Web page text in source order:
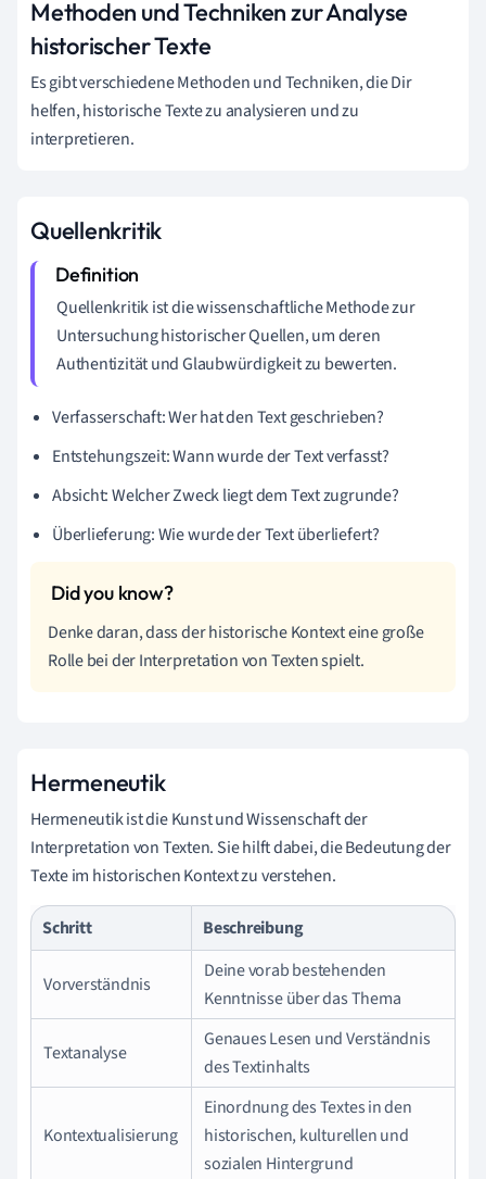
Methoden und Techniken zur Analyse
historischer Texte
Es gibt verschiedene Methoden und Techniken, die Dir
helfen, historische Texte zu analysieren und zu
interpretieren.
Quellenkritik
Quellenkritik ist die wissenschaftliche Methode zur
Untersuchung historischer Quellen, um deren
Authentizität und Glaubwürdigkeit zu bewerten.
Verfasserschaft: Wer hat den Text geschrieben?
Entstehungszeit: Wann wurde der Text verfasst?
Absicht: Welcher Zweck liegt dem Text zugrunde?
Überlieferung: Wie wurde der Text überliefert?
Denke daran, dass der historische Kontext eine große
Rolle bei der Interpretation von Texten spielt.
Hermeneutik
Hermeneutik ist die Kunst und Wissenschaft der
Interpretation von Texten. Sie hilft dabei, die Bedeutung der
Texte im historischen Kontext zu verstehen.
Schritt Beschreibung
Vorverständnis
Deine vorab bestehenden
Kenntnisse über das Thema
Textanalyse
Genaues Lesen und Verständnis
des Textinhalts
Kontextualisierung
Einordnung des Textes in den
historischen, kulturellen und
sozialen Hintergrund